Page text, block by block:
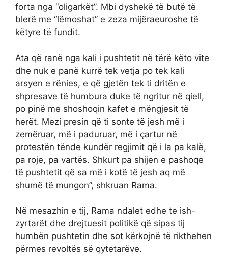
forta nga “oligarkët”. Mbi dyshekë të butë të
blerë me “lëmoshat” e zeza mijëraeuroshe të
këtyre të fundit.
Ata që ranë nga kali i pushtetit në tërë këto vite
dhe nuk e panë kurrë tek vetja po tek kali
arsyen e rënies, e që gjetën tek ti dritën e
shpresave të humbura duke të ngritur në qiell,
po pinë me shoshoqin kafet e mëngjesit të
herët. Mezi presin që ti sonte të jesh më i
zemëruar, më i paduruar, më i çartur në
protestën tënde kundër regjimit që i la pa kalë,
pa roje, pa vartës. Shkurt pa shijen e pashoqe
të pushtetit që sa më i kotë të jesh aq më
shumë të mungon”, shkruan Rama.
Në mesazhin e tij, Rama ndalet edhe te ish-
zyrtarët dhe drejtuesit politikë që sipas tij
humbën pushtetin dhe sot kërkojnë të rikthehen
përmes revoltës së qytetarëve.